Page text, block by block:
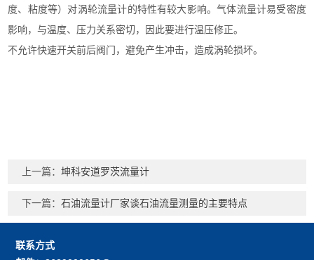
度、粘度等）对涡轮流量计的特性有较大影响。气体流量计易受密度
影响，与温度、压力关系密切，因此要进行温压修正。
不允许快速开关前后阀门，避免产生冲击，造成涡轮损坏。
上一篇：坤科安道罗茨流量计
下一篇：石油流量计厂家谈石油流量测量的主要特点
联系方式